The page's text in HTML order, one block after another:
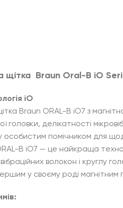
щітка Braun Oral-B iO
iO
Braun ORAL-B iO7 з
головки, делікатності
особистим помічником для
B iO7 — це найкраща
волокон і круглу
у своєму роді магнітним